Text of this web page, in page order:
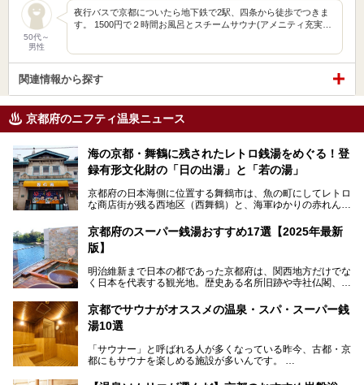
50代～
男性
夜行バスで京都についたら地下鉄で2駅、四条から徒歩でつきま
す。 1500円で２時間お風呂とスチームサウナ(アメニティ充実…
関連情報から探す
京都府のニフティ温泉ニュース
海の京都・舞鶴に残されたレトロ銭湯をめぐる！登
録有形文化財の「日の出湯」と「若の湯」
京都府の日本海側に位置する舞鶴市は、魚の町にしてレトロ
な商店街が残る西地区（西舞鶴）と、海軍ゆかりの赤れんが
ます。今回案内するのは西地区に今も残る2軒の銭湯「日の
出湯」と「若の湯」。いずれも国の登録有形文化財に指定さ
れた歴史ある建物でありながら、今も現役のお風呂屋さんで
漁師町や商店街で働く人々を支えてきたこの2軒の銭湯とと
ます。
───
この記事は京都府舞鶴市のPR記事です。
京都府のスーパー銭湯おすすめ17選【2025年最新
版】
明治維新まで日本の都であった京都府は、関西地方だけでな
く日本を代表する観光地。歴史ある名所旧跡や寺社仏閣、そ
今回は、そんな京都府で2025年現在おすすめのスーパー銭
湯を紹介します。
部でレジャー気分を満喫できる温泉施設まで、好みのスーパ
ー銭湯を探してみてくださいね。
京都でサウナがオススメの温泉・スパ・スーパー銭
湯10選
「サウナー」と呼ばれる人が多くなっている昨今、古都・京
都にもサウナを楽しめる施設が多いんです。